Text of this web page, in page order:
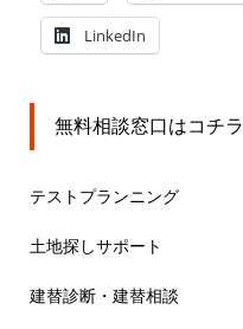
LinkedIn
無料相談窓口はコチラ
テストプランニング
土地探しサポート
建替診断・建替相談